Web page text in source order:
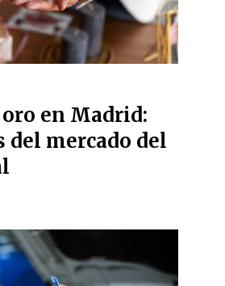
en Madrid:
del mercado del